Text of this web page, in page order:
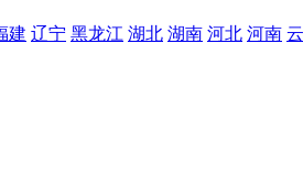
建 辽宁 黑龙江 湖北 湖南 河北 河南